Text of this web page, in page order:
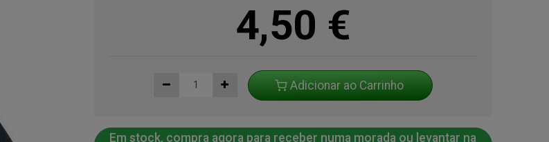
4,50 €
Adicionar ao Carrinho
Em stock, compra agora para receber numa morada ou levantar na